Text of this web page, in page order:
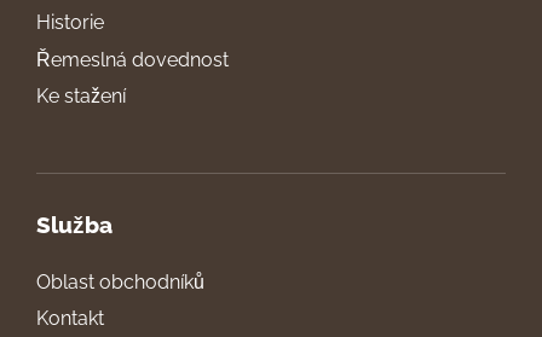
Historie
Řemeslná dovednost
Ke stažení
Služba
Oblast obchodníků
Kontakt